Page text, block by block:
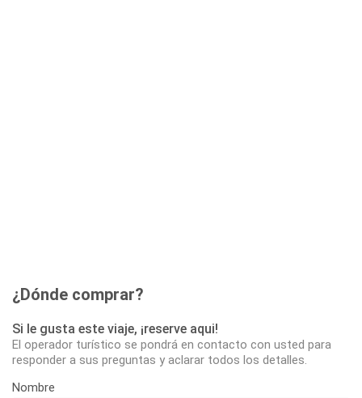
¿Dónde comprar?
Si le gusta este viaje, ¡reserve aqui!
El operador turístico se pondrá en contacto con usted para
responder a sus preguntas y aclarar todos los detalles.
Nombre